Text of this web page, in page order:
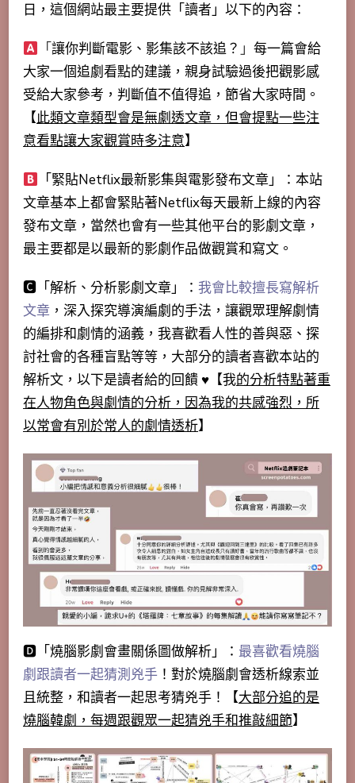
日，這個網站最主要提供「讀者」以下的內容：
「讓你判斷電影、影集該不該追？ 」每一篇會給
大家一個追劇看點的建議，親身試驗過後把觀影感
受給大家參考，判斷值不值得追，節省大家時間。
【此類文章類型會是無劇透文章，但會提點一些注
意看點讓大家觀賞時多注意】
「緊貼Netflix最新影集與電影發布文章」：本站
文章基本上都會緊貼著Netflix每天最新上線的內容
發布文章，當然也會有一些其他平台的影劇文章，
最主要都是以最新的影劇作品做觀賞和寫文。
🅲「解析、分析影劇文章」： 我會比較擅長寫解析
文章 ，深入探究導演編劇的手法，讓觀眾理解劇情
的編排和劇情的涵義，我喜歡看人性的善與惡、探
討社會的各種盲點等等，大部分的讀者喜歡本站的
解析文，以下是讀者給的回饋 ♥【我的分析特點著重
在人物角色與劇情的分析，因為我的共感強烈，所
以常會有別於常人的劇情透析】
🅳「燒腦影劇會畫關係圖做解析」： 最喜歡看燒腦
劇跟讀者一起猜測兇手 ！對於燒腦劇會透析線索並
且統整，和讀者一起思考猜兇手！【大部分追的是
燒腦韓劇，每週跟觀眾一起猜兇手和推敲細節】